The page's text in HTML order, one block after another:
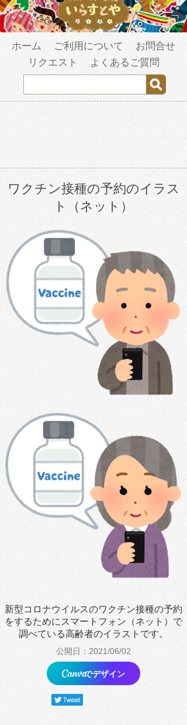
ホーム ご利用について
お問合せ
リクエスト
よくあるご質問
ワクチン接種の予約のイラス
ト（ネット）
新型コロナウイルスのワクチン接種の予約
をするためにスマートフォン（ネット）で
調べている高齢者のイラストです。
公開日：2021/06/02
でデザイン